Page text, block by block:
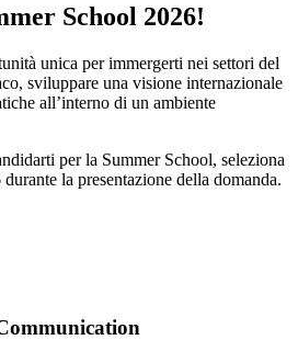
School 2026!
unica per immergerti nei settori del
sviluppare una visione internazionale
all’interno di un ambiente
per la Summer School, seleziona
durante la presentazione della domanda.